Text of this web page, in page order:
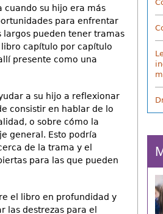
cuando su hijo era más
para enfrentar
largos pueden tener tramas
capítulo por capítulo
presente como una
a su hijo a reflexionar
consistir en hablar de lo
o sobre cómo la
general. Esto podría
de la trama y el
para las que pueden
el libro en profundidad y
las destrezas para el